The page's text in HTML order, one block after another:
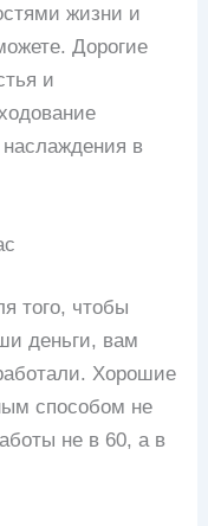
жизни и
Дорогие
и
в
того, чтобы
деньги, вам
Хорошие
способом не
не в 60, а в